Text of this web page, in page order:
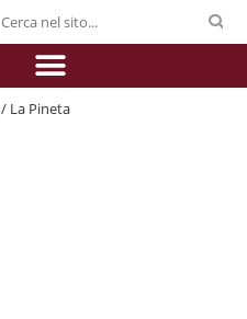
/ La Pineta